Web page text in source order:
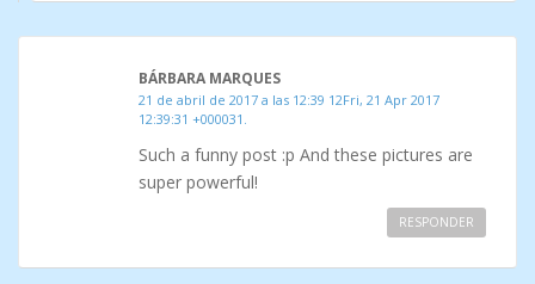
BÁRBARA MARQUES
21 de abril de 2017 a las 12:39 12Fri, 21 Apr 2017
12:39:31 +000031.
Such a funny post :p And these pictures are
super powerful!
RESPONDER